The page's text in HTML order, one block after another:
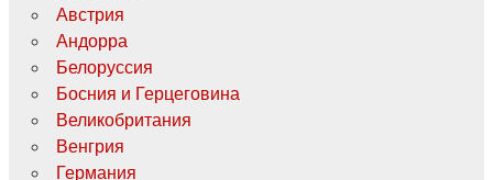
Австрия
Андорра
Белоруссия
Босния и Герцеговина
Великобритания
Венгрия
Германия